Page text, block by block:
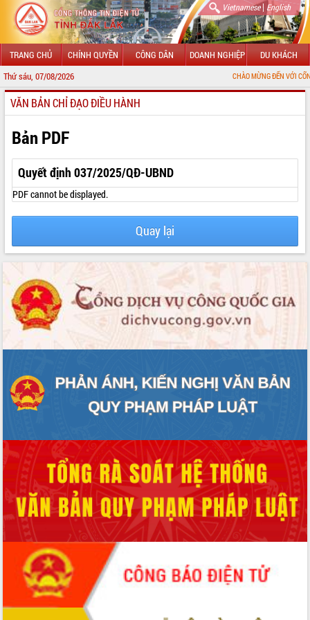
Vietnamese| English
TRANG CHỦ CHÍNH QUYỀN CÔNG DÂN DOANH NGHIỆP DU KHÁCH
Thứ sáu, 07/08/2026 CHÀO MỪNG ĐẾN VỚI CỔNG THÔNG
GIỚI THIỆU
LÃNH ĐẠO UBND TỈNH
TIN TỨC SỰ KIỆN
SỞ, BAN, NGÀNH
UBND CÁC XÃ, PHƯỜNG
THÔNG TIN CHỈ ĐẠO ĐIỀU HÀNH
VĂN BẢN HĐND TỈNH
ĐIỂM TIN VĂN BẢN
VĂN BẢN CHỈ ĐẠO ĐIỀU HÀNH
Bản PDF
Quyết định 037/2025/QĐ-UBND
PDF cannot be displayed.
Quay lại